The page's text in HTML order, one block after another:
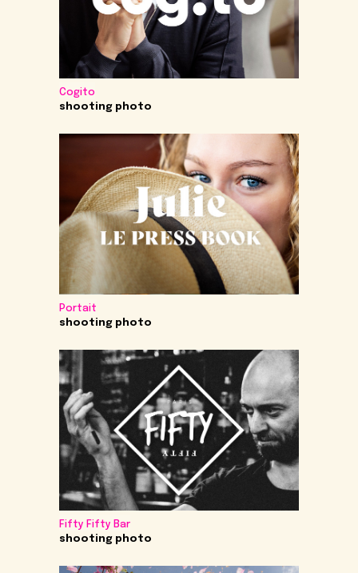
Cogito
shooting photo
Portait
shooting photo
Fifty Fifty Bar
shooting photo